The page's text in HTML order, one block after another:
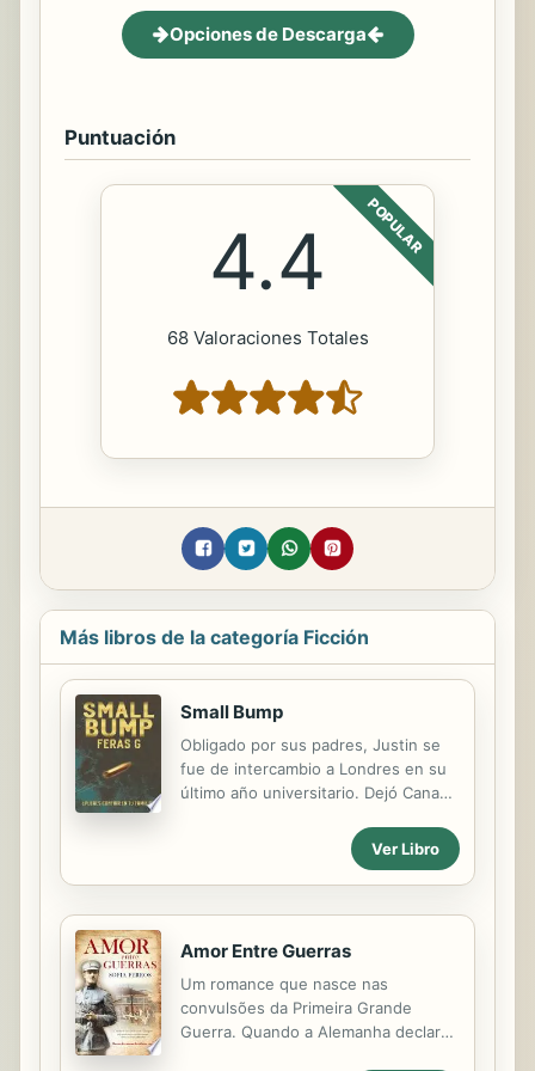
Opciones de Descarga
Puntuación
POPULAR
4.4
68 Valoraciones Totales
Más libros de la categoría Ficción
Small Bump
Obligado por sus padres, Justin se
fue de intercambio a Londres en su
último año universitario. Dejó Canadá
pedazos de su corazón. Después de
un año regresa para descubrir que
no solo dejó una chica destrozada,
también un pequeño chichón. El
Engaños, chantajes, crimen y mucho
dolor. ¿Puedes confiar en tu familia?
Ver Libro
Amor Entre Guerras
Um romance que nasce nas
convulsões da Primeira Grande
Guerra. Quando a Alemanha declara